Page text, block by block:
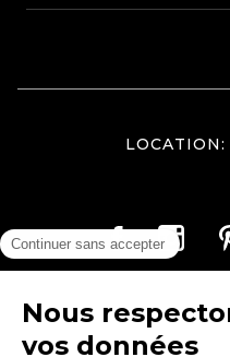
LOCATION: